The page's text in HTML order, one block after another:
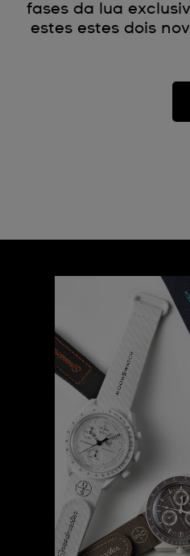
fases da lua
estes estes dois